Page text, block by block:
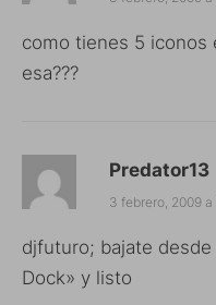
como tienes 5 iconos
esa???
Predator13
3 febrero, 2009 a
djfuturo; bajate desde
Dock» y listo